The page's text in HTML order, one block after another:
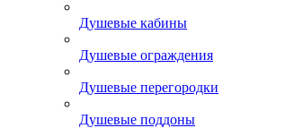
Душевые кабины
Душевые ограждения
Душевые перегородки
Душевые поддоны